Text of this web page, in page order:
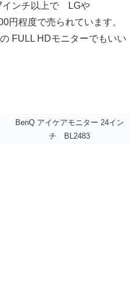
インチ以上で LGや
円程度で売られています。
FULL HDモニターでもいい
BenQ アイケアモニター 24イン
チ BL2483